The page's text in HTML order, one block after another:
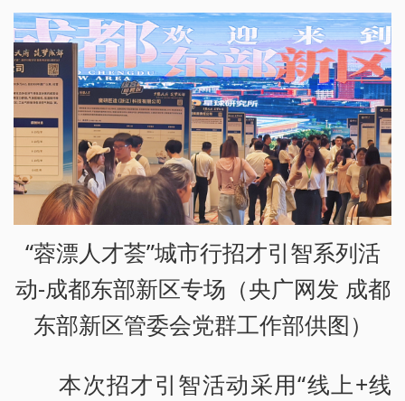
“蓉漂人才荟”城市行招才引智系列活
动-成都东部新区专场（央广网发 成都
东部新区管委会党群工作部供图）
本次招才引智活动采用“线上+线